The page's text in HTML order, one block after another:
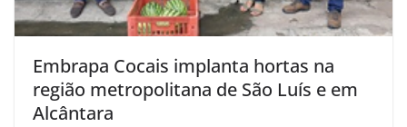
Embrapa Cocais implanta hortas na
região metropolitana de São Luís e em
Alcântara